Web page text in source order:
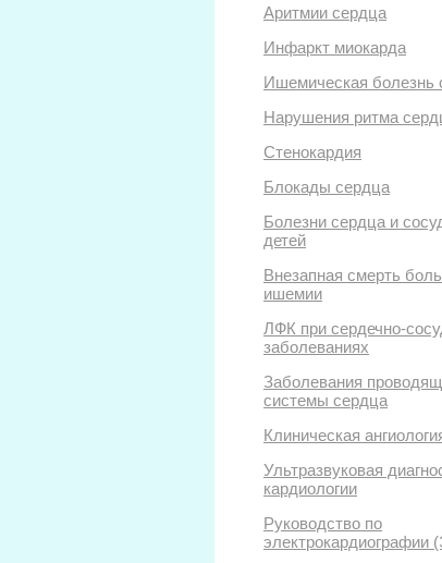
Аритмии сердца
Инфаркт миокарда
Ишемическая болезнь
Нарушения ритма
Стенокардия
Блокады сердца
Болезни сердца и
детей
Внезапная смерть
ишемии
ЛФК при сердечно-
заболеваниях
Заболевания
системы сердца
Клиническая
Ультразвуковая
кардиологии
Руководство по
электрокардиографии